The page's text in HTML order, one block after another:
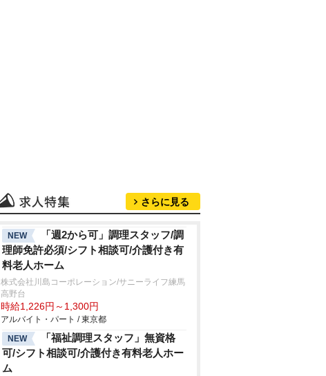
さらに見る
NEW
「週2から可」調理スタッフ/調
理師免許必須/シフト相談可/介護付き有
料老人ホーム
株式会社川島コーポレーション/サニーライフ練馬
高野台
時給1,226円～1,300円
アルバイト・パート / 東京都
NEW
「福祉調理スタッフ」無資格
可/シフト相談可/介護付き有料老人ホー
ム